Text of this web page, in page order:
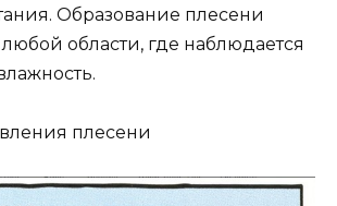
Образование плесени
области, где наблюдается
плесени